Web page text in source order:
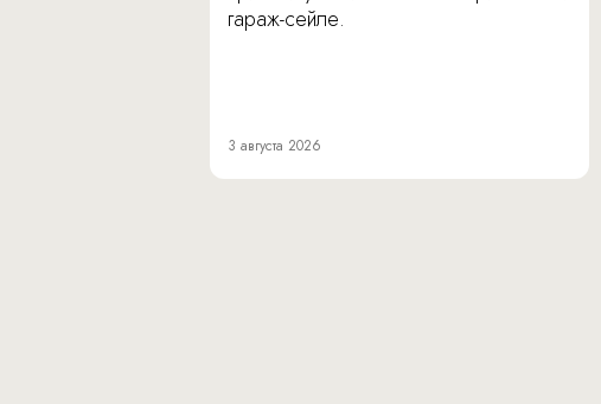
гараж-сейле.
3 августа 2026